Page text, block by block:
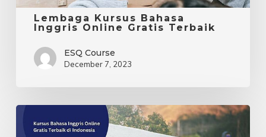
Lembaga Kursus Bahasa
Inggris Online Gratis Terbaik
ESQ Course
December 7, 2023
Kursus
Bahasa